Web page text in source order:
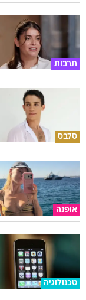
תרבות
סלבס
אופנה
טכנולוגיה